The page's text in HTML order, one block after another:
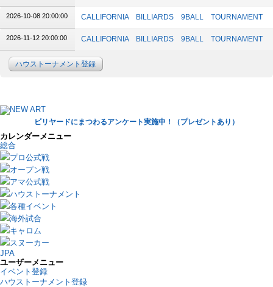
2026-10-08 20:00:00 CALLIFORNIA BILLIARDS 9BALL TOURNAMENT
2026-11-12 20:00:00 CALLIFORNIA BILLIARDS 9BALL TOURNAMENT
ハウストーナメント登録
ビリヤードにまつわるアンケート実施中！（プレゼントあり）
カレンダーメニュー
総合
プロ公式戦
オープン戦
アマ公式戦
ハウストーナメント
各種イベント
海外試合
キャロム
スヌーカー
JPA
ユーザーメニュー
イベント登録
ハウストーナメント登録